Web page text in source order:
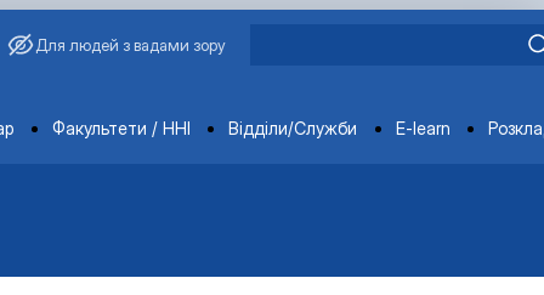
Для людей з вадами зору
Факультети / ННІ Відділи/Служби E-learn